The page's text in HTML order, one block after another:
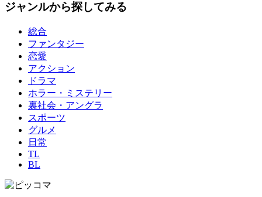
ジャンルから探してみる
総合
ファンタジー
恋愛
アクション
ドラマ
ホラー・ミステリー
裏社会・アングラ
スポーツ
グルメ
日常
TL
BL